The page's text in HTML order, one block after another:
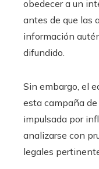
obedecer a un
antes de que las
información
difundido.
Sin embargo, el
esta campaña
impulsada por
analizarse con
legales